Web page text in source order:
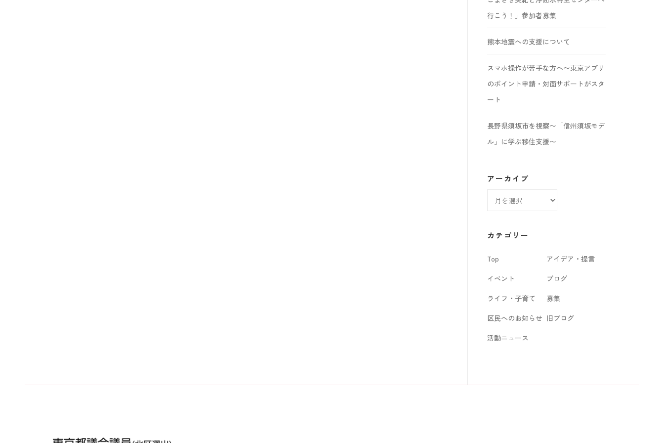
行こう！」参加者募集
熊本地震への支援について
スマホ操作が苦手な方へ〜東京アプリ
のポイント申請・対面サポートがスタ
ート
長野県須坂市を視察〜「信州須坂モデ
ル」に学ぶ移住支援〜
アーカイブ
ブ
カテゴリー
Top
アイデア・提言
イベント
ブログ
ライフ・子育て
募集
区民へのお知らせ 旧ブログ
活動ニュース